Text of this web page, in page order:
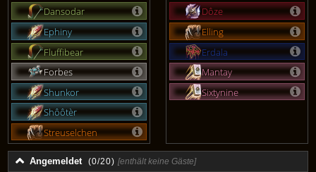
Dansodar
Ephiny
Fluffibear
Forbes
Shunkor
Shôôtèr
Streuselchen
Dôze
Elling
Erdala
Mantay
Sixtynine
Angemeldet (0/20) [enthält keine Gäste]